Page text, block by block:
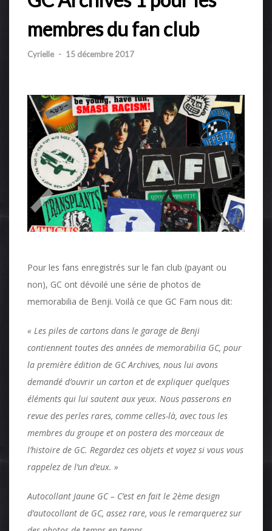
membres du fan club
Cyrielle - 15 décembre 2017
Pour les fans enregistrés sur le fan club (payant ou
non), GC ont dévoilé une série de photos de
memorabilia de Benji. Voilà ce que GC Fam nous dit:
« Les piles de cartons dans le garage de Benji
contiennent toutes des années de memorabilia GC, pour
la première édition de GC Archives, nous lui avons
demandé d’ouvrir un carton et de expliquer quelques
éléments qui lui sautent aux yeux. Nous passerons en
revue des perles rares, comme celles-là, avec tous les
membres du groupe et on postera des morceaux de
l’histoire de GC. Regardez ces objets et voyez si vous vous
rappelez de l’un d’eux. »
Autocollant Jaune GC – C’est en fait le 2ème design
d’autocollant de GC, assez rare, vous le remarquerez sur